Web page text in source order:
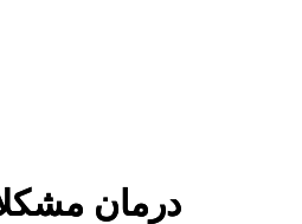
درمان